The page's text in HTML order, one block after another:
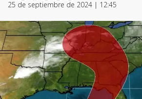
25 de septiembre de 2024 | 12:45